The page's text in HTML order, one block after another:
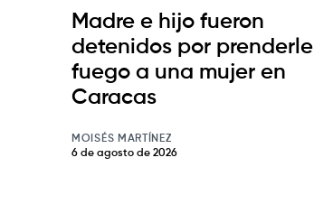
Madre e hijo fueron
detenidos por prenderle
fuego a una mujer en
Caracas
MOISÉS MARTÍNEZ
6 de agosto de 2026